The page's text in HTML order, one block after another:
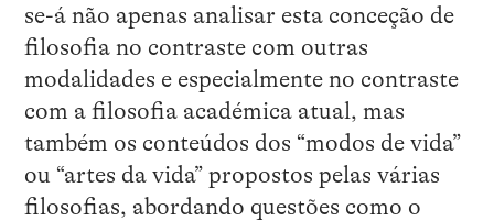
se-á não apenas analisar esta conceção de
filosofia no contraste com outras
modalidades e especialmente no contraste
com a filosofia académica atual, mas
também os conteúdos dos “modos de vida”
ou “artes da vida” propostos pelas várias
filosofias, abordando questões como o